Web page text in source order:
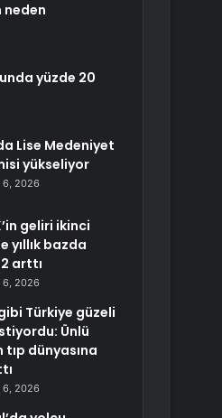
neden
yüzde 20
Lise Medeniyet
yükseliyor
6, 2026
geliri ikinci
yıllık bazda
arttı
6, 2026
Türkiye güzeli
Ünlü
tıp dünyasına
6, 2026